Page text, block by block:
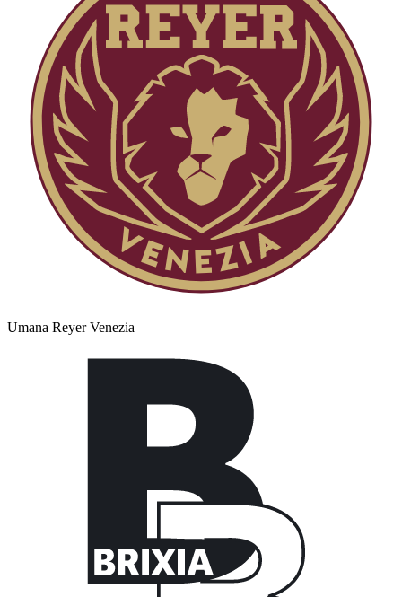
Umana Reyer Venezia